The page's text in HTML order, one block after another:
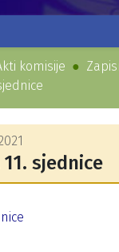
komisije
sjednice